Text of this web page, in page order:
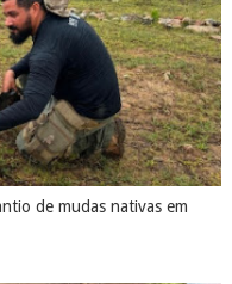
de mudas nativas em